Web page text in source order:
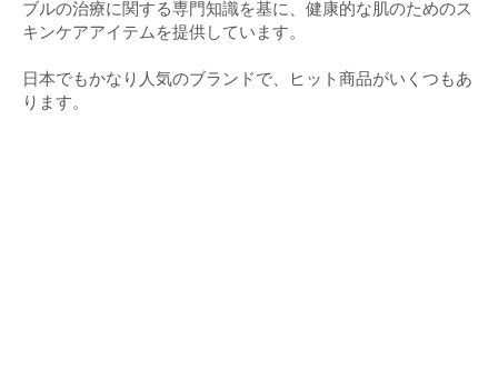
ブルの治療に関する専門知識を基に、健康的な肌のためのス
キンケアアイテムを提供しています。
日本でもかなり人気のブランドで、ヒット商品がいくつもあ
ります。